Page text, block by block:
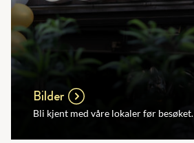
Bilder
Bli kjent med våre lokaler før besøket.